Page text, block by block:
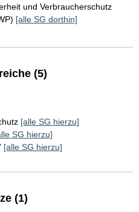
und Verbraucherschutz
[alle SG dorthin]
(5)
[alle SG hierzu]
SG hierzu]
[alle SG hierzu]
(1)